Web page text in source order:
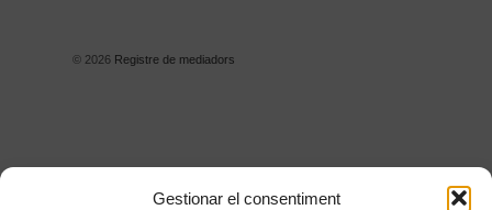
Gestionar el consentiment
© 2026Registre de mediadors